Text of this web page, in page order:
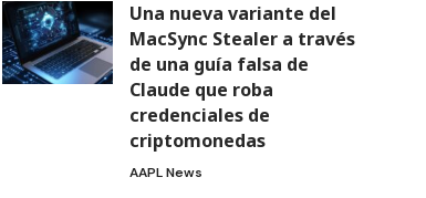
Una nueva variante del
MacSync Stealer a través
de una guía falsa de
Claude que roba
credenciales de
criptomonedas
AAPL News